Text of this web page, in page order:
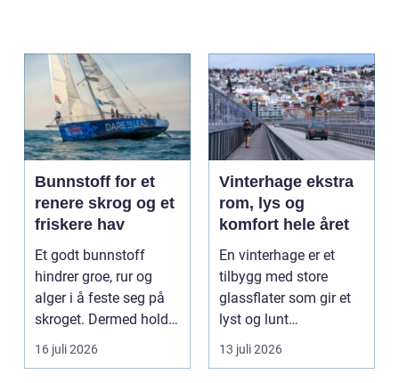
Bunnstoff for et
renere skrog og et
friskere hav
Et godt bunnstoff
hindrer groe, rur og
alger i å feste seg på
skroget. Dermed holder
båten bedre far...
16 juli 2026
Vinterhage ekstra
rom, lys og
komfort hele året
En vinterhage er et
tilbygg med store
glassflater som gir et
lyst og lunt
oppholdsrom nær
hagen, ogs...
13 juli 2026